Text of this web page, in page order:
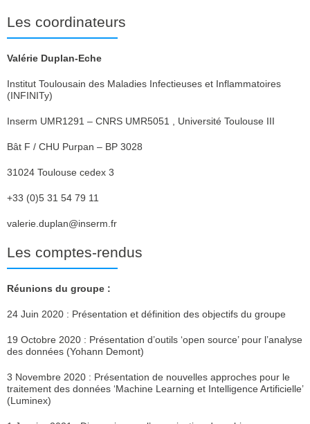
Les coordinateurs
Valérie Duplan-Eche
Institut Toulousain des Maladies Infectieuses et Inflammatoires
(INFINITy)
Inserm UMR1291 – CNRS UMR5051 , Université Toulouse III
Bât F / CHU Purpan – BP 3028
31024 Toulouse cedex 3
+33 (0)5 31 54 79 11
valerie.duplan@inserm.fr
Les comptes-rendus
Réunions du groupe :
24 Juin 2020 : Présentation et définition des objectifs du groupe
19 Octobre 2020 : Présentation d’outils ‘open source’ pour l’analyse
des données (Yohann Demont)
3 Novembre 2020 : Présentation de nouvelles approches pour le
traitement des données ‘Machine Learning et Intelligence Artificielle’
(Luminex)